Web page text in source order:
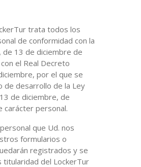
trata todos los
de conformidad con la
de 13 de diciembre de
el Real Decreto
por el que se
de desarrollo de la Ley
de diciembre, de
carácter personal.
que Ud. nos
formularios o
registrados y se
titularidad del LockerTur